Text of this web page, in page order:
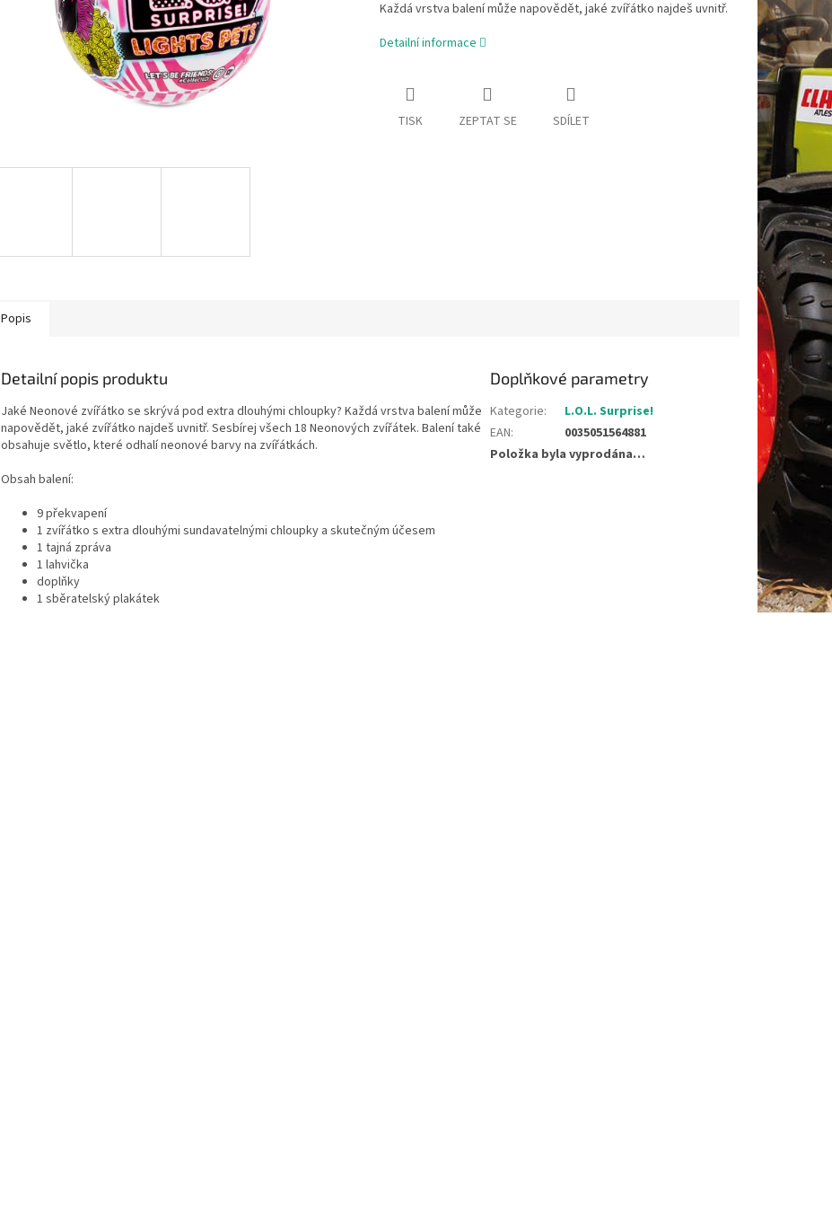
Každá vrstva balení může napovědět, jaké zvířátko najdeš uvnitř.
Detailní informace
TISK ZEPTAT SE SDÍLET
Popis
Detailní popis produktu
Jaké Neonové zvířátko se skrývá pod extra dlouhými chloupky? Každá vrstva balení může
napovědět, jaké zvířátko najdeš uvnitř. Sesbírej všech 18 Neonových zvířátek. Balení také
obsahuje světlo, které odhalí neonové barvy na zvířátkách.
Obsah balení:
9 překvapení
1 zvířátko s extra dlouhými sundavatelnými chloupky a skutečným účesem
1 tajná zpráva
1 lahvička
doplňky
1 sběratelský plakátek
Doplňkové parametry
Kategorie:
L.O.L. Surprise!
EAN:
0035051564881
Položka byla vyprodána…